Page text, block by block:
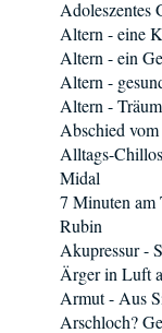
Adoleszentes
Altern - eine
Altern - ein
Altern -
Altern -
Abschied
Alltags-
Midal
7 Minuten am
Rubin
Akupressur -
Ärger in Luft
Armut - Aus
Arschloch?